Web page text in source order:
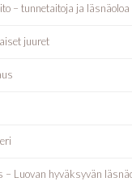
– tunnetaitoja ja
juuret
– Luovan hyväksyvän